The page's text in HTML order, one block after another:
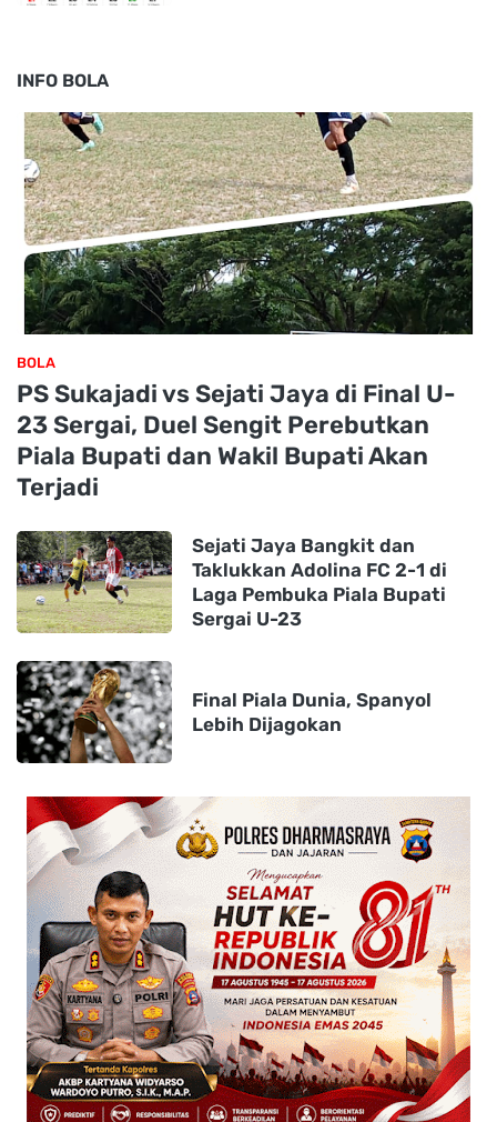
INFO BOLA
BOLA
PS Sukajadi vs Sejati Jaya di Final U-
23 Sergai, Duel Sengit Perebutkan
Piala Bupati dan Wakil Bupati Akan
Terjadi
Sejati Jaya Bangkit dan
Taklukkan Adolina FC 2-1 di
Laga Pembuka Piala Bupati
Sergai U-23
Final Piala Dunia, Spanyol
Lebih Dijagokan